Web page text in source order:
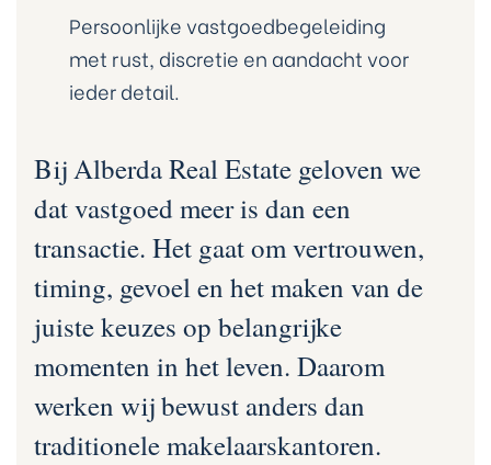
Persoonlijke vastgoedbegeleiding
met rust, discretie en aandacht voor
ieder detail.
Bij Alberda Real Estate geloven we
dat vastgoed meer is dan een
transactie. Het gaat om vertrouwen,
timing, gevoel en het maken van de
juiste keuzes op belangrijke
momenten in het leven. Daarom
werken wij bewust anders dan
traditionele makelaarskantoren.
Real